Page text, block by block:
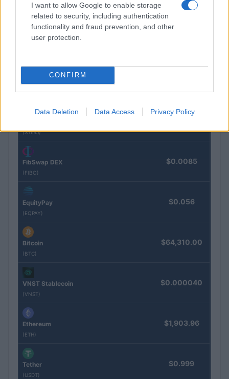
I want to allow Google to enable storage
related to security, including authentication
functionality and fraud prevention, and other
user protection.
CONFIRM
Data Deletion Data Access Privacy Policy
COTATIONS CRYPTO
(KBTC)
(STINJ)
FibSwap DEX
(FIBO)
$0.0085
EquityPay
(EQPAY)
$0.056
Bitcoin
(BTC)
$64,310.00
VNST Stablecoin
(VNST)
$0.000040
Ethereum
(ETH)
$1,903.96
Tether
(USDT)
$0.999